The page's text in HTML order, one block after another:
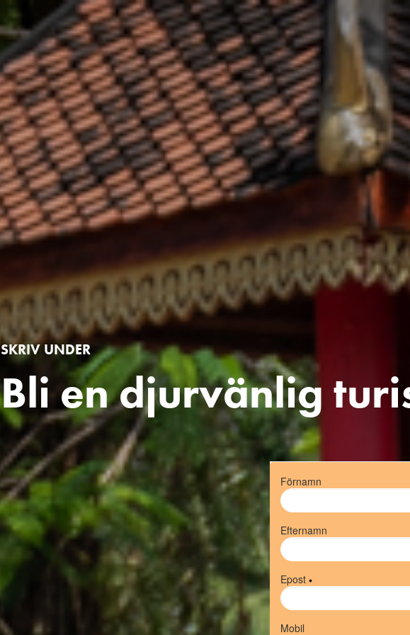
SKRIV UNDER
Bli en djurvänlig